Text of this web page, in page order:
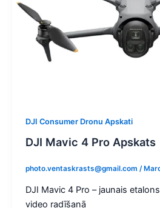
DJI Consumer Dronu Apskati
DJI Mavic 4 Pro Apskats
photo.ventaskrasts@gmail.com /
DJI Mavic 4 Pro – jaunais
video radīšanā